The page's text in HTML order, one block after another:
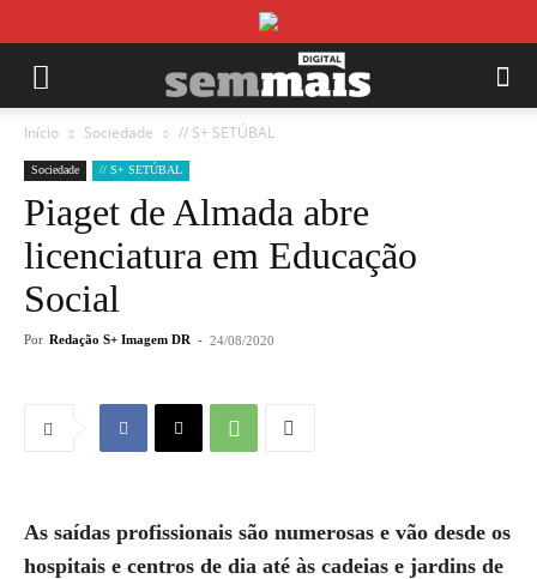
Início Sociedade // S+ SETÚBAL
Sociedade // S+ SETÚBAL
Piaget de Almada abre
licenciatura em Educação
Social
Por Redação S+ Imagem DR - 24/08/2020
As saídas profissionais são numerosas e vão desde os
hospitais e centros de dia até às cadeias e jardins de